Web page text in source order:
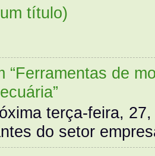
título)
“Ferramentas de
terça-feira,
do setor